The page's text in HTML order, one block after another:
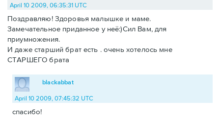
April 10 2009, 06:35:31 UTC
Поздравляю! Здоровья малышке и маме.
Замечательное приданное у неё:)Сил Вам, для
приумножения.
И даже старший брат есть . очень хотелось мне
СТАРШЕГО брата
blackabbat
April 10 2009, 07:45:32 UTC
спасибо!